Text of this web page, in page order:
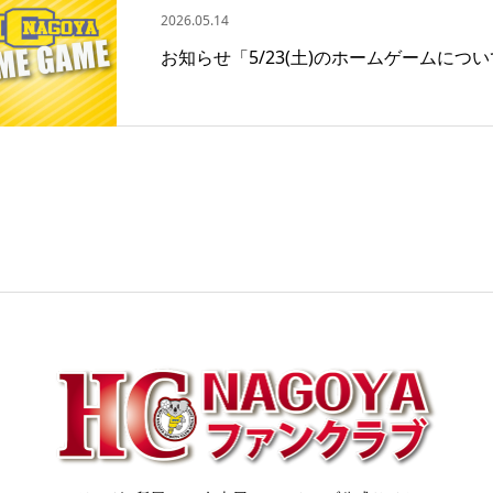
2026.05.14
お知らせ「5/23(土)のホームゲームにつ